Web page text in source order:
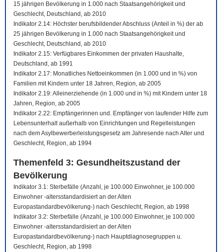
15 jährigen Bevölkerung in 1.000 nach Staatsangehörigkeit und
Geschlecht, Deutschland, ab 2010
Indikator 2.14: Höchster berufsbildender Abschluss (Anteil in %) der ab
25 jährigen Bevölkerung in 1.000 nach Staatsangehörigkeit und
Geschlecht, Deutschland, ab 2010
Indikator 2.15: Verfügbares Einkommen der privaten Haushalte,
Deutschland, ab 1991
Indikator 2.17: Monatliches Nettoeinkommen (in 1.000 und in %) von
Familien mit Kindern unter 18 Jahren, Region, ab 2005
Indikator 2.19: Alleinerziehende (in 1.000 und in %) mit Kindern unter 18
Jahren, Region, ab 2005
Indikator 2.22: Empfängerinnen und. Empfänger von laufender Hilfe zum
Lebensunterhalt außerhalb von Einrichtungen und Regelleistungen
nach dem Asylbewerberleistungsgesetz am Jahresende nach Alter und
Geschlecht, Region, ab 1994
Themenfeld 3: Gesundheitszustand der
Bevölkerung
Indikator 3.1: Sterbefälle (Anzahl, je 100.000 Einwohner, je 100.000
Einwohner -altersstandardisiert an der Alten
Europastandardbevölkerung-) nach Geschlecht, Region, ab 1998
Indikator 3.2: Sterbefälle (Anzahl, je 100.000 Einwohner, je 100.000
Einwohner -altersstandardisiert an der Alten
Europastandardbevölkerung-) nach Hauptdiagnosegruppen u.
Geschlecht, Region, ab 1998